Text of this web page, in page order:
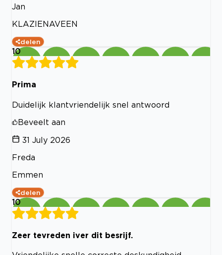
Jan
KLAZIENAVEEN
delen
10
Prima
Duidelijk klantvriendelijk snel antwoord
Beveelt aan
31 July 2026
Freda
Emmen
delen
10
Zeer tevreden iver dit besrijf.